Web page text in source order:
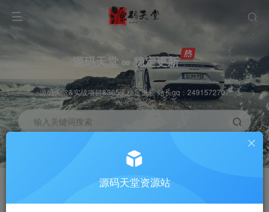
源码天堂 ∞ 稳定更新
源码天堂&实战项目&365天稳定更新 站长qq：2491572707
输入关键词搜索
推广赚钱 70%分佣
站长招募
推荐
源码天堂资源站